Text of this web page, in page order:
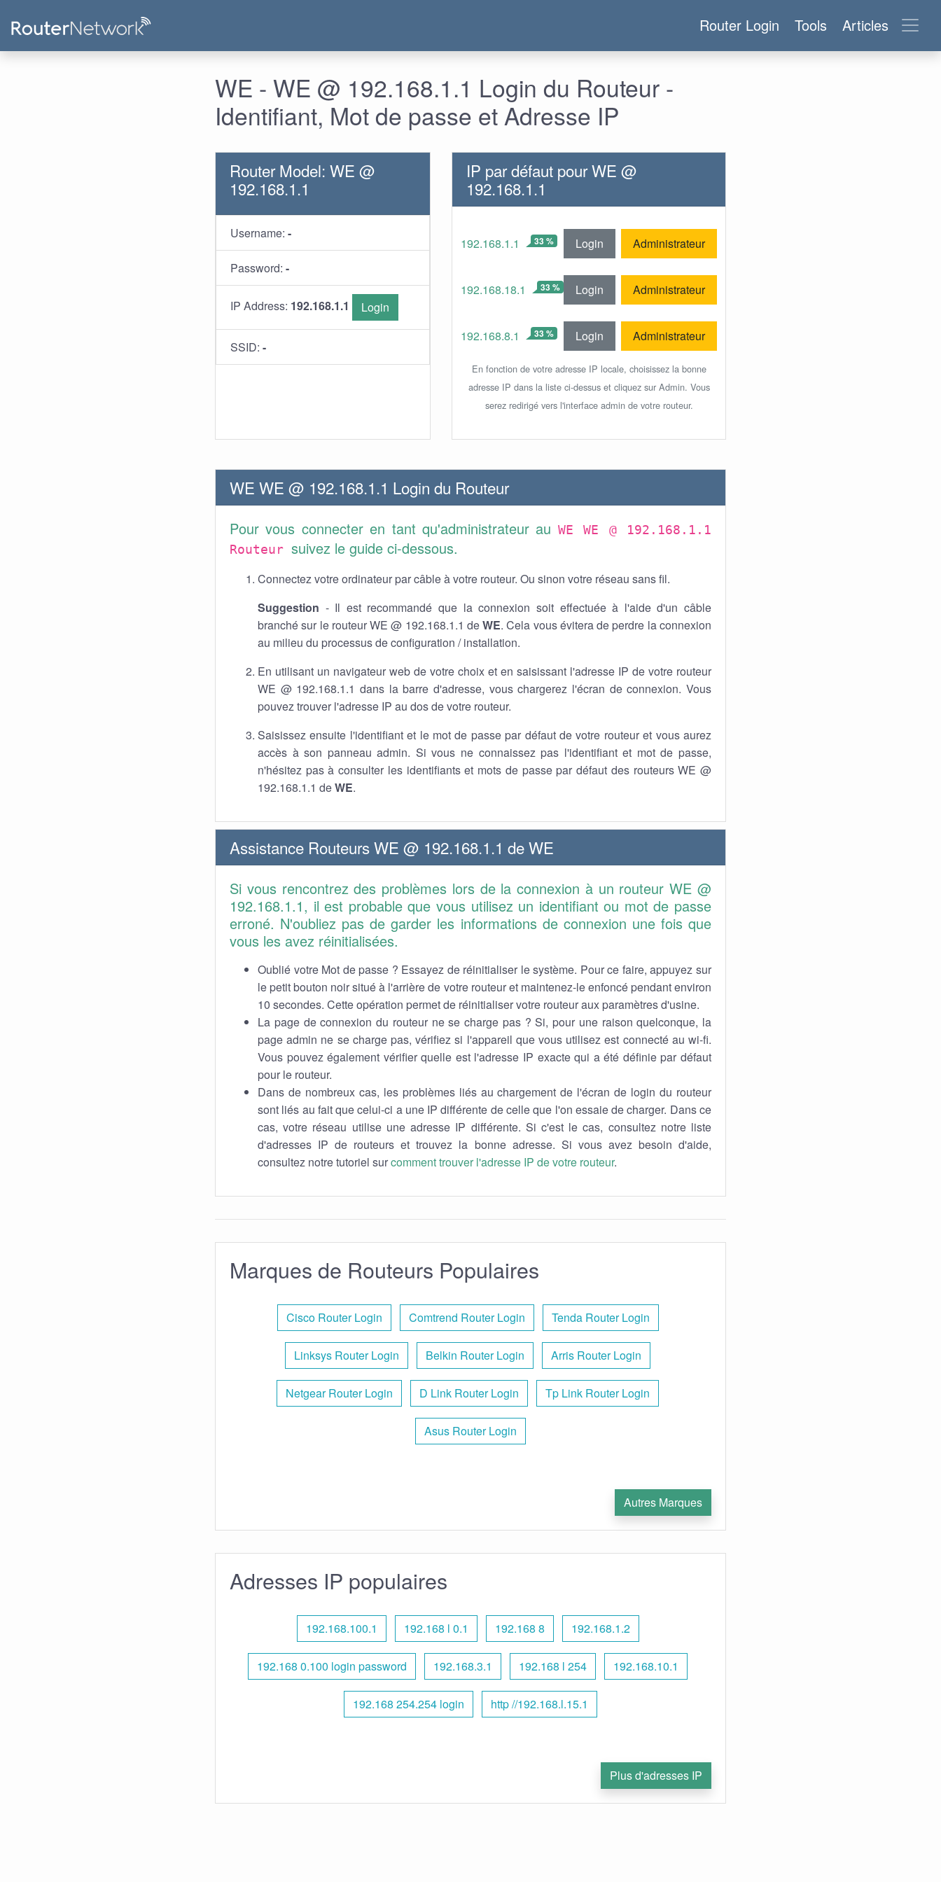
Router Login Tools Articles
WE - WE @ 192.168.1.1 Login du Routeur -
Identifiant, Mot de passe et Adresse IP
Router Model: WE @
192.168.1.1
Username: -
Password: -
IP Address: 192.168.1.1 Login
SSID: -
IP par défaut pour WE @
192.168.1.1
192.168.1.1 33 % Login Administrateur
192.168.18.1 33 % Login Administrateur
192.168.8.1 33 % Login Administrateur
En fonction de votre adresse IP locale, choisissez la bonne
adresse IP dans la liste ci-dessus et cliquez sur Admin. Vous
serez redirigé vers l'interface admin de votre routeur.
WE WE @ 192.168.1.1 Login du Routeur
Pour vous connecter en tant qu'administrateur au WE WE @ 192.168.1.1
Routeur suivez le guide ci-dessous.
Connectez votre ordinateur par câble à votre routeur. Ou sinon votre réseau sans fil.
Suggestion - Il est recommandé que la connexion soit effectuée à l'aide d'un câble
branché sur le routeur WE @ 192.168.1.1 deWE. Cela vous évitera de perdre la connexion
au milieu du processus de configuration / installation.
En utilisant un navigateur web de votre choix et en saisissant l'adresse IP de votre routeur
WE @ 192.168.1.1 dans la barre d'adresse, vous chargerez l'écran de connexion. Vous
pouvez trouver l'adresse IP au dos de votre routeur.
Saisissez ensuite l'identifiant et le mot de passe par défaut de votre routeur et vous aurez
accès à son panneau admin. Si vous ne connaissez pas l'identifiant et mot de passe,
n'hésitez pas à consulter les identifiants et mots de passe par défaut des routeurs WE @
192.168.1.1 deWE.
Assistance Routeurs WE @ 192.168.1.1 de WE
Si vous rencontrez des problèmes lors de la connexion à un routeur WE @
192.168.1.1, il est probable que vous utilisez un identifiant ou mot de passe
erroné. N'oubliez pas de garder les informations de connexion une fois que
vous les avez réinitialisées.
Oublié votre Mot de passe ? Essayez de réinitialiser le système. Pour ce faire, appuyez sur
le petit bouton noir situé à l'arrière de votre routeur et maintenez-le enfoncé pendant environ
10 secondes. Cette opération permet de réinitialiser votre routeur aux paramètres d'usine.
La page de connexion du routeur ne se charge pas ? Si, pour une raison quelconque, la
page admin ne se charge pas, vérifiez si l'appareil que vous utilisez est connecté au wi-fi.
Vous pouvez également vérifier quelle est l'adresse IP exacte qui a été définie par défaut
pour le routeur.
Dans de nombreux cas, les problèmes liés au chargement de l'écran de login du routeur
sont liés au fait que celui-ci a une IP différente de celle que l'on essaie de charger. Dans ce
cas, votre réseau utilise une adresse IP différente. Si c'est le cas, consultez notre liste
d'adresses IP de routeurs et trouvez la bonne adresse. Si vous avez besoin d'aide,
consultez notre tutoriel surcomment trouver l'adresse IP de votre routeur.
Marques de Routeurs Populaires
Cisco Router Login Comtrend Router Login Tenda Router Login
Linksys Router Login Belkin Router Login Arris Router Login
Netgear Router Login D Link Router Login Tp Link Router Login
Asus Router Login
Autres Marques
Adresses IP populaires
192.168.100.1 192.168 l 0.1 192.168 8 192.168.1.2
192.168 0.100 login password 192.168.3.1 192.168 l 254 192.168.10.1
192.168 254.254 login http //192.168.l.15.1
Plus d'adresses IP